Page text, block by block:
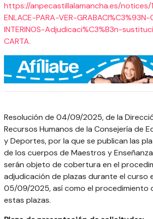
https://anpecastillalamancha.es/notices/
ENLACE-PARA-VER-GRABACI%C3%93N-
INTERINOS-Adjudicaci%C3%B3n-
CARTA.
Resolución de 04/09/2025, de la
Recursos Humanos de la Consejería de
y Deportes, por la que se publican las
de los cuerpos de Maestros y
serán objeto de cobertura en el
adjudicación de plazas durante el curso
05/09/2025, así como el procedimiento
estas plazas.